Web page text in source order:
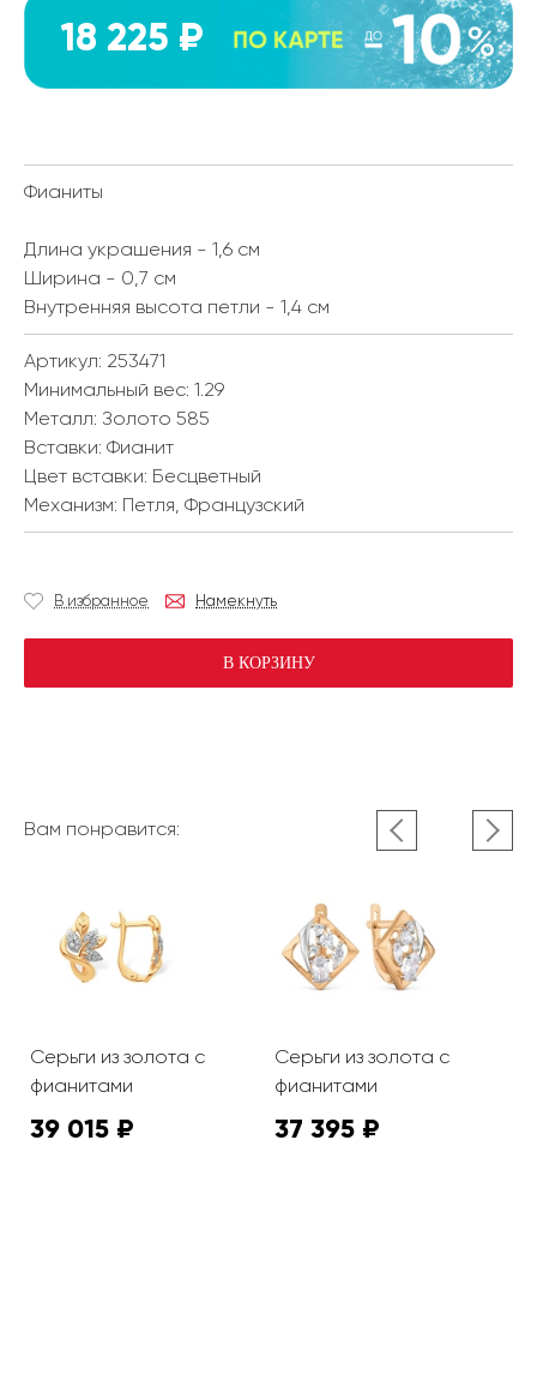
18 225 ₽
Фианиты
Длина украшения - 1,6 см
Ширина - 0,7 см
Внутренняя высота петли - 1,4 см
Артикул: 253471
Минимальный вес: 1.29
Металл: Золото 585
Вставки: Фианит
Цвет вставки: Бесцветный
Механизм: Петля, Французский
В избранное Намекнуть
В КОРЗИНУ
Вам понравится:
Серьги из золота с
фианитами
39 015 ₽
Серьги из золота с
фианитами
37 395 ₽